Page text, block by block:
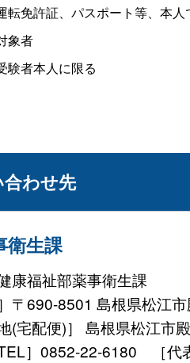
転免許証、パスポート等、本
象者
験者本人に限る
わせ先
衛生課
康福祉部薬事衛生課
］〒690-8501 島根県松江
地(宅配便)］ 島根県松江市
TEL］0852-22-6180 ［